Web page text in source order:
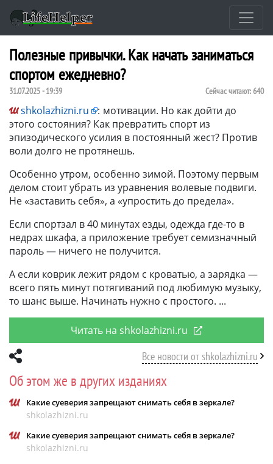
Полезные привычки. Как начать заниматься
спортом ежедневно?
31.07.2025 - 19:39 Сейчас читают:640
shkolazhizni.ru : мотивации. Но как дойти до
этого состояния? Как превратить спорт из
эпизодического усилия в постоянный жест? Против
воли долго не протянешь.
Особенно утром, особенно зимой. Поэтому первым
делом стоит убрать из уравнения волевые подвиги.
Не «заставить себя», а «упростить до предела».
Если спортзал в 40 минутах езды, одежда где-то в
недрах шкафа, а приложение требует семизначный
пароль — ничего не получится.
А если коврик лежит рядом с кроватью, а зарядка —
всего пять минут потягиваний под любимую музыку,
то шанс выше. Начинать нужно с простого.
Читать на shkolazhizni.ru
Все новости от shkolazhizni.ru
Об этом же в других изданиях
Какие суеверия запрещают снимать себя в зеркале?
shkolazhizni.ru
Какие суеверия запрещают снимать себя в зеркале?
shkolazhizni.ru